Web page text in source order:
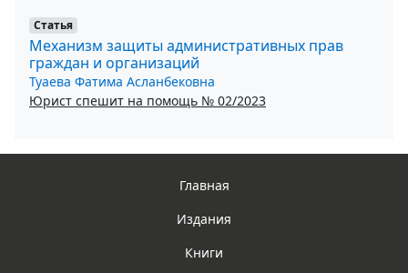
Статья
Механизм защиты административных прав
граждан и организаций
Туаева Фатима Асланбековна
Юрист спешит на помощь № 02/2023
Главная
Издания
Книги